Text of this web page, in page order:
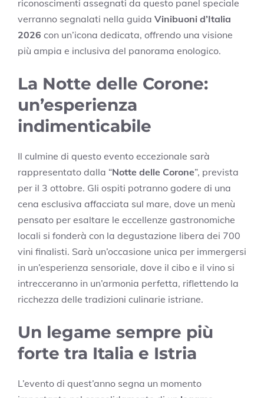
riconoscimenti assegnati da questo panel speciale
verranno segnalati nella guida Vinibuoni d’Italia
2026 con un’icona dedicata, offrendo una visione
più ampia e inclusiva del panorama enologico.
La Notte delle Corone:
un’esperienza
indimenticabile
Il culmine di questo evento eccezionale sarà
rappresentato dalla “Notte delle Corone”, prevista
per il 3 ottobre. Gli ospiti potranno godere di una
cena esclusiva affacciata sul mare, dove un menù
pensato per esaltare le eccellenze gastronomiche
locali si fonderà con la degustazione libera dei 700
vini finalisti. Sarà un’occasione unica per immergersi
in un’esperienza sensoriale, dove il cibo e il vino si
intrecceranno in un’armonia perfetta, riflettendo la
ricchezza delle tradizioni culinarie istriane.
Un legame sempre più
forte tra Italia e Istria
L’evento di quest’anno segna un momento